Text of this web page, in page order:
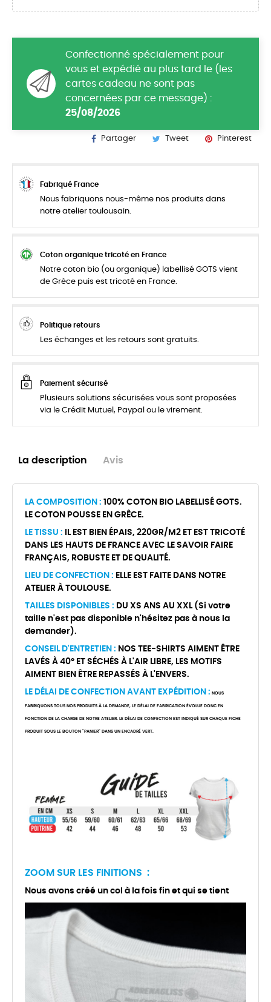
Confectionné spécialement pour
vous et expédié au plus tard le (les
cartes cadeau ne sont pas
concernées par ce message) :
25/08/2026
Partager Tweet Pinterest
Fabriqué France
Nous fabriquons nous-même nos produits dans
notre atelier toulousain.
Coton organique tricoté en France
Notre coton bio (ou organique) labellisé GOTS vient
de Grèce puis est tricoté en France.
Politique retours
Les échanges et les retours sont gratuits.
Paiement sécurisé
Plusieurs solutions sécurisées vous sont proposées
via le Crédit Mutuel, Paypal ou le virement.
La description Avis
LA COMPOSITION : 100% COTON BIO LABELLISÉ GOTS.
LE COTON POUSSE EN GRÊCE.
LE TISSU : IL EST BIEN ÉPAIS, 220GR/M2 ET EST TRICOTÉ
DANS LES HAUTS DE FRANCE AVEC LE SAVOIR FAIRE
FRANÇAIS, ROBUSTE ET DE QUALITÉ.
LIEU DE CONFECTION : ELLE EST FAITE DANS NOTRE
ATELIER À TOULOUSE.
TAILLES DISPONIBLES : DU XS ANS AU XXL (Si votre
taille n'est pas disponible n'hésitez pas à nous la
demander).
CONSEIL D'ENTRETIEN : NOS TEE-SHIRTS AIMENT ÊTRE
LAVÉS À 40° ET SÉCHÉS À L'AIR LIBRE, LES MOTIFS
AIMENT BIEN ÊTRE REPASSÉS À L'ENVERS.
LE DÉLAI DE CONFECTION AVANT EXPÉDITION : NOUS
FABRIQUONS TOUS NOS PRODUITS À LA DEMANDE, LE DÉLAI DE FABRICATION ÉVOLUE DONC EN
FONCTION DE LA CHARGE DE NOTRE ATELIER. LE DÉLAI DE CONFECTION EST INDIQUÉ SUR CHAQUE FICHE
PRODUIT SOUS LE BOUTON "PANIER" DANS UN ENCADRÉ VERT.
ZOOM SUR LES FINITIONS :
Nous avons créé un col à la fois fin et qui se tient